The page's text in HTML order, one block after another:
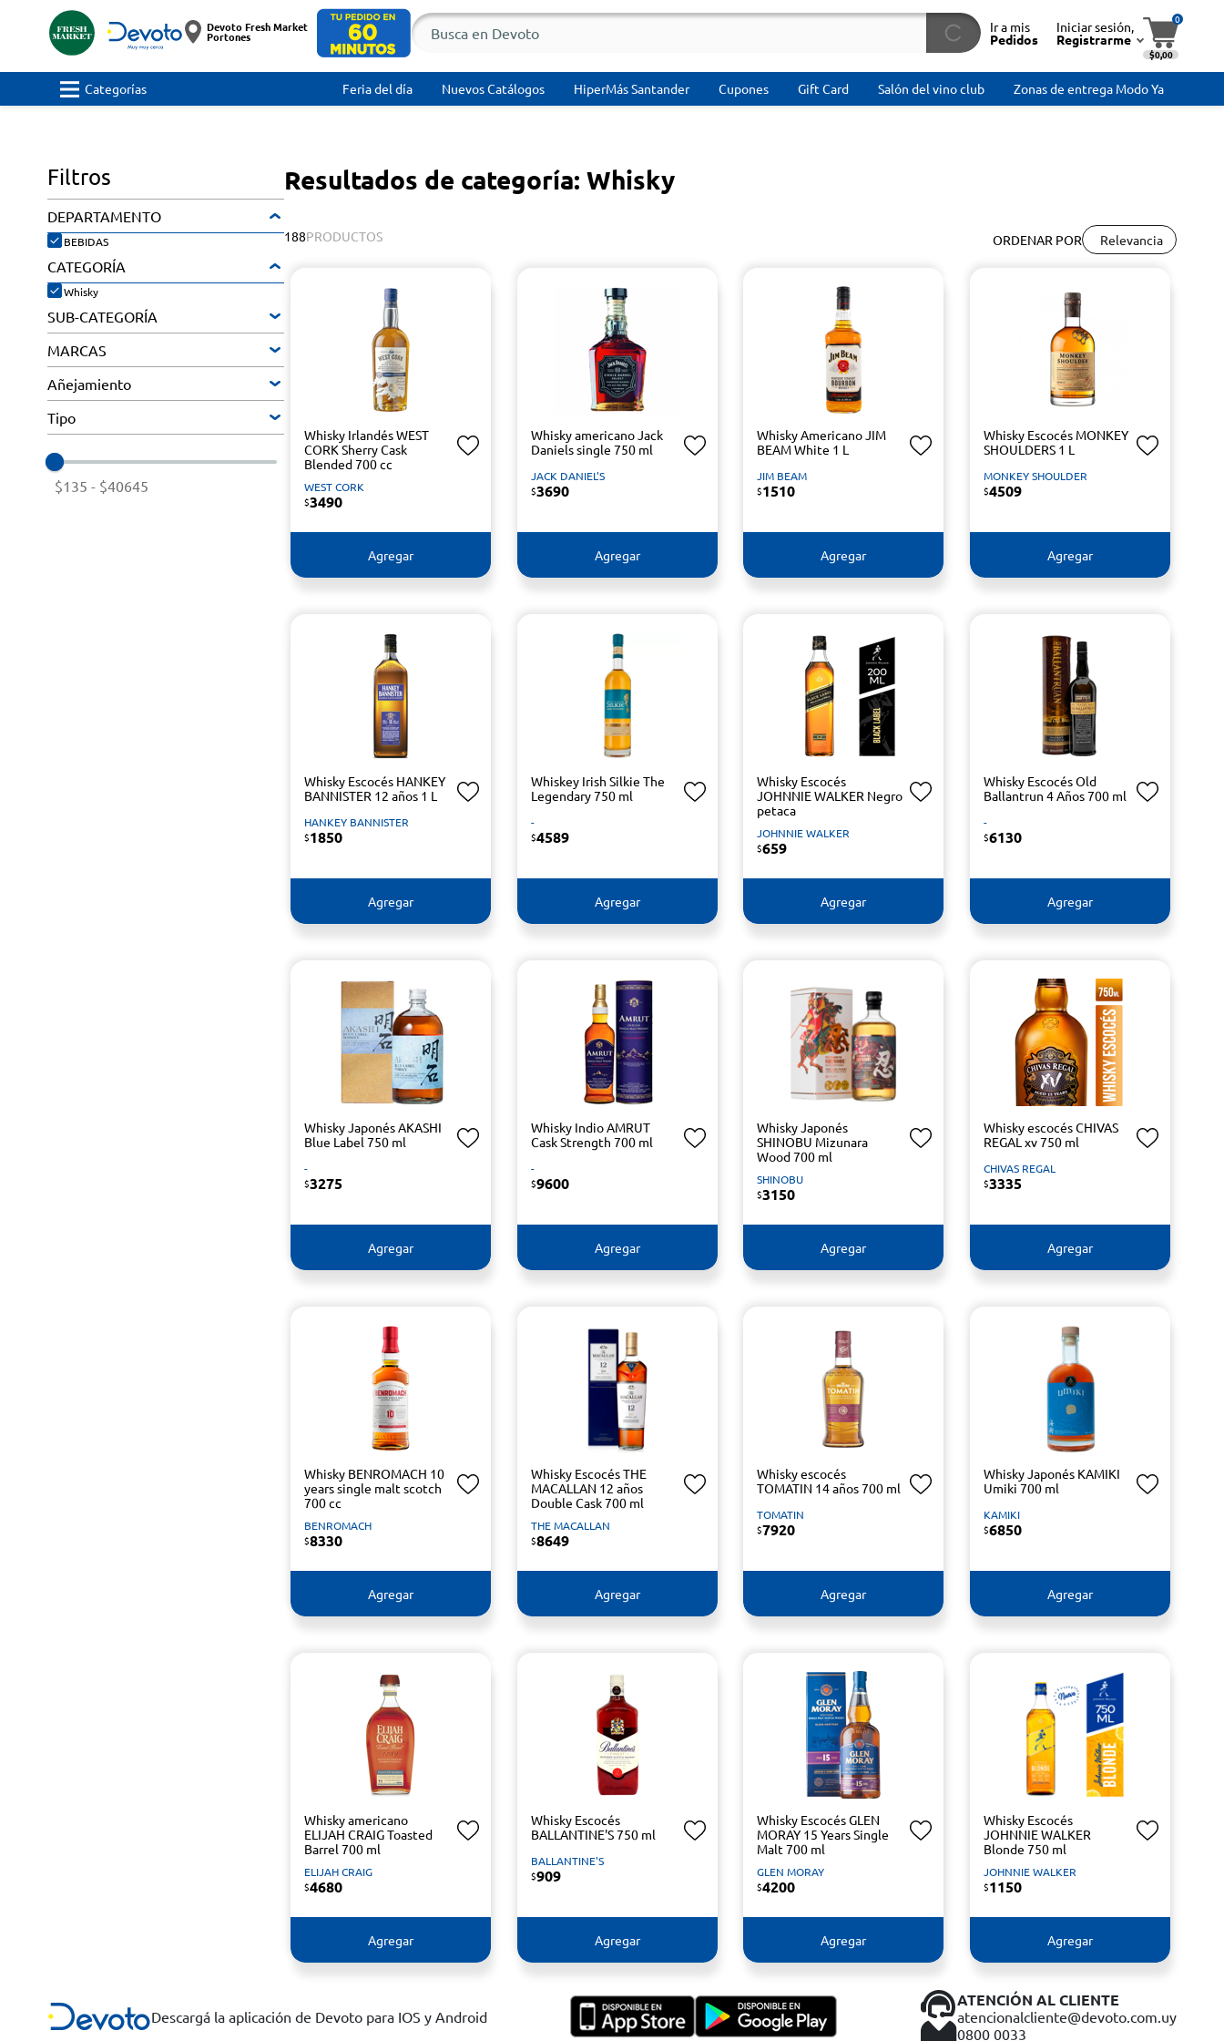
Devoto Fresh Market
Portones
Ir a mis
Pedidos
Iniciar sesión,
Registrarme
0
$0,00
Categorías Feria del día Nuevos Catálogos HiperMás Santander Cupones Gift Card Salón del vino club Zonas de entrega Modo Ya
Filtros
DEPARTAMENTO
BEBIDAS
CATEGORÍA
Whisky
SUB-CATEGORÍA
MARCAS
Añejamiento
Tipo
$135 - $40645
Resultados de categoría: Whisky
ORDENAR POR Relevancia
188PRODUCTOS
Whisky Irlandés WEST
CORK Sherry Cask
Blended 700 cc
WEST CORK
$3490
Agregar
Whisky americano Jack
Daniels single 750 ml
JACK DANIEL'S
$3690
Agregar
Whisky Americano JIM
BEAM White 1 L
JIM BEAM
$1510
Agregar
Whisky Escocés MONKEY
SHOULDERS 1 L
MONKEY SHOULDER
$4509
Agregar
Whisky Escocés HANKEY
BANNISTER 12 años 1 L
HANKEY BANNISTER
$1850
Agregar
Whiskey Irish Silkie The
Legendary 750 ml
-
$4589
Agregar
Whisky Escocés
JOHNNIE WALKER Negro
petaca
JOHNNIE WALKER
$659
Agregar
Whisky Escocés Old
Ballantrun 4 Años 700 ml
-
$6130
Agregar
Whisky Japonés AKASHI
Blue Label 750 ml
-
$3275
Agregar
Whisky Indio AMRUT
Cask Strength 700 ml
-
$9600
Agregar
Whisky Japonés
SHINOBU Mizunara
Wood 700 ml
SHINOBU
$3150
Agregar
Whisky escocés CHIVAS
REGAL xv 750 ml
CHIVAS REGAL
$3335
Agregar
Whisky BENROMACH 10
years single malt scotch
700 cc
BENROMACH
$8330
Agregar
Whisky Escocés THE
MACALLAN 12 años
Double Cask 700 ml
THE MACALLAN
$8649
Agregar
Whisky escocés
TOMATIN 14 años 700 ml
TOMATIN
$7920
Agregar
Whisky Japonés KAMIKI
Umiki 700 ml
KAMIKI
$6850
Agregar
Whisky americano
ELIJAH CRAIG Toasted
Barrel 700 ml
ELIJAH CRAIG
$4680
Agregar
Whisky Escocés
BALLANTINE'S 750 ml
BALLANTINE'S
$909
Agregar
Whisky Escocés GLEN
MORAY 15 Years Single
Malt 700 ml
GLEN MORAY
$4200
Agregar
Whisky Escocés
JOHNNIE WALKER
Blonde 750 ml
JOHNNIE WALKER
$1150
Agregar
Descargá la aplicación de Devoto para IOS y Android
ATENCIÓN AL CLIENTE
atencionalcliente@devoto.com.uy
0800 0033